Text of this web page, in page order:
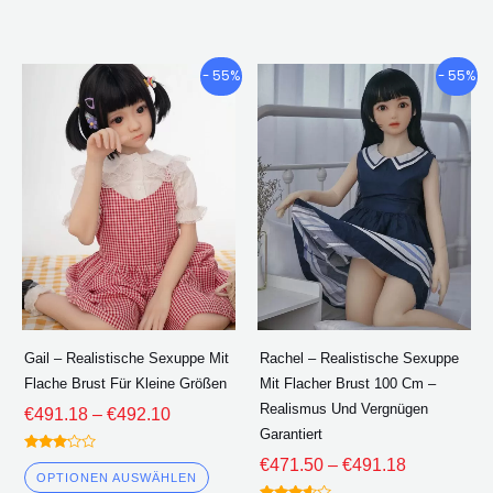
- 55%
Gail – Realistische Sexuppe Mit
Flache Brust Für Kleine Größen
€491.18 – €492.10
Preisklasse:
€491.18
Bewertet
3.00
von 5
OPTIONEN AUSWÄHLEN
Dieses
Produkt
mehrere
Varianten.
Optionen
können
auf
Produktseite
ausgewählt
werden
- 55%
Rachel – Realistische Sexuppe
Mit Flacher Brust 100 Cm –
Realismus Und Vergnügen
Garantiert
€471.50 – €491.18
€471.50
durch
€491.18hat
Die
auf